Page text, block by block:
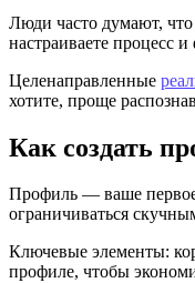
Люди часто думают,
настраиваете процесс
Целенаправленные
хотите, проще
Как создать
Профиль — ваше первое
ограничиваться
Ключевые элементы:
профиле, чтобы